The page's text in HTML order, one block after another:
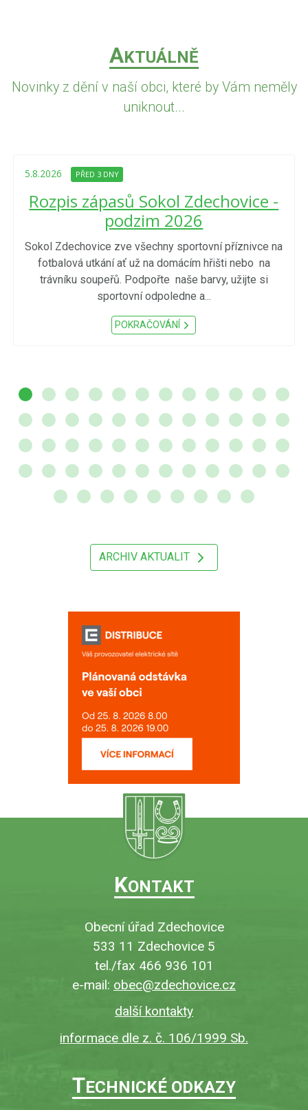
AKTUÁLNĚ
Novinky z dění v naší obci, které by Vám neměly
uniknout...
5.8.2026 PŘED 3 DNY
Rozpis zápasů Sokol Zdechovice -
podzim 2026
Sokol Zdechovice zve všechny sportovní příznivce na
fotbalová utkání ať už na domácím hřišti nebo na
trávníku soupeřů. Podpořte naše barvy, užijte si
sportovní odpoledne a...
POKRAČOVÁNÍ
ARCHIV AKTUALIT
KONTAKT
Obecní úřad Zdechovice
533 11 Zdechovice 5
tel./fax 466 936 101
e-mail: obec@zdechovice.cz
další kontakty
informace dle z. č. 106/1999 Sb.
TECHNICKÉ ODKAZY